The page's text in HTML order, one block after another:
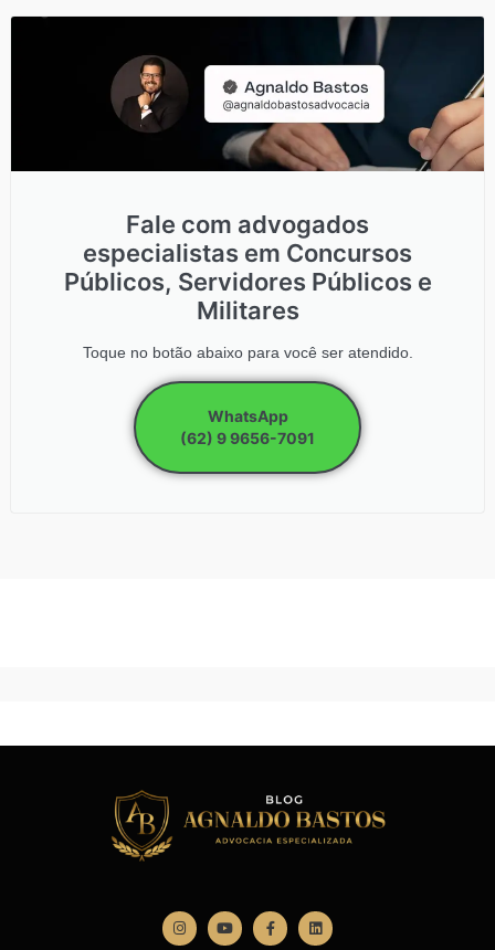
Fale com advogados
especialistas em Concursos
Públicos, Servidores Públicos e
Militares
Toque no botão abaixo para você ser atendido.
WhatsApp
(62) 9 9656-7091